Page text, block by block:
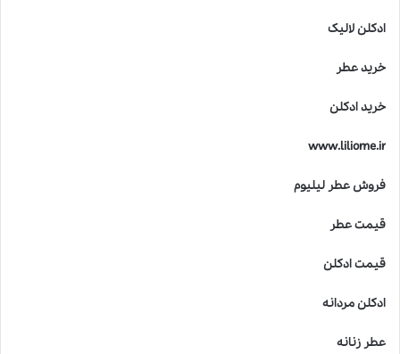
ادکلن لالیک
خرید عطر
خرید ادکلن
www.liliome.ir
فروش عطر لیلیوم
قیمت عطر
قیمت ادکلن
ادکلن مردانه
عطر زنانه